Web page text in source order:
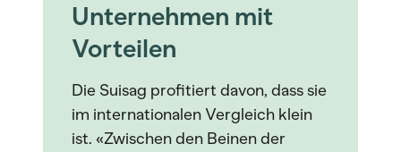
Unternehmen mit
Vorteilen
Die Suisag profitiert davon, dass sie
im internationalen Vergleich klein
ist. «Zwischen den Beinen der